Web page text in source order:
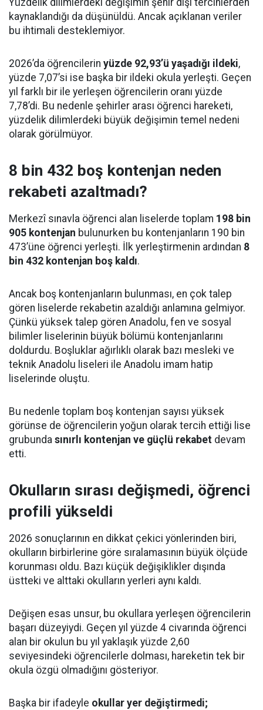
Yüzdelik dilimlerdeki değişimin şehir dışı tercihlerden
kaynaklandığı da düşünüldü. Ancak açıklanan veriler
bu ihtimali desteklemiyor.
2026’da öğrencilerin yüzde 92,93’ü yaşadığı ildeki,
yüzde 7,07’si ise başka bir ildeki okula yerleşti. Geçen
yıl farklı bir ile yerleşen öğrencilerin oranı yüzde
7,78’di. Bu nedenle şehirler arası öğrenci hareketi,
yüzdelik dilimlerdeki büyük değişimin temel nedeni
olarak görülmüyor.
8 bin 432 boş kontenjan neden
rekabeti azaltmadı?
Merkezî sınavla öğrenci alan liselerde toplam 198 bin
905 kontenjan bulunurken bu kontenjanların 190 bin
473’üne öğrenci yerleşti. İlk yerleştirmenin ardından 8
bin 432 kontenjan boş kaldı.
Ancak boş kontenjanların bulunması, en çok talep
gören liselerde rekabetin azaldığı anlamına gelmiyor.
Çünkü yüksek talep gören Anadolu, fen ve sosyal
bilimler liselerinin büyük bölümü kontenjanlarını
doldurdu. Boşluklar ağırlıklı olarak bazı mesleki ve
teknik Anadolu liseleri ile Anadolu imam hatip
liselerinde oluştu.
Bu nedenle toplam boş kontenjan sayısı yüksek
görünse de öğrencilerin yoğun olarak tercih ettiği lise
grubunda sınırlı kontenjan ve güçlü rekabet devam
etti.
Okulların sırası değişmedi, öğrenci
profili yükseldi
2026 sonuçlarının en dikkat çekici yönlerinden biri,
okulların birbirlerine göre sıralamasının büyük ölçüde
korunması oldu. Bazı küçük değişiklikler dışında
üstteki ve alttaki okulların yerleri aynı kaldı.
Değişen esas unsur, bu okullara yerleşen öğrencilerin
başarı düzeyiydi. Geçen yıl yüzde 4 civarında öğrenci
alan bir okulun bu yıl yaklaşık yüzde 2,60
seviyesindeki öğrencilerle dolması, hareketin tek bir
okula özgü olmadığını gösteriyor.
Başka bir ifadeyle okullar yer değiştirmedi;